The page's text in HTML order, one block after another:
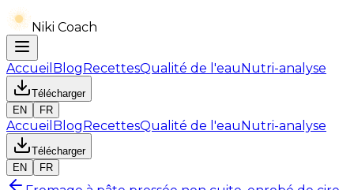
Niki Coach
Accueil BlogRecettesQualité de l'eauNutri-analyse
Télécharger
EN
FR
Accueil BlogRecettesQualité de l'eauNutri-analyse
Télécharger
EN
FR